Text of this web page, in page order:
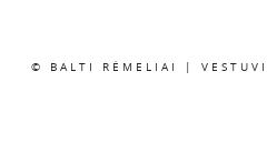
© BALTI RĖMELIAI |